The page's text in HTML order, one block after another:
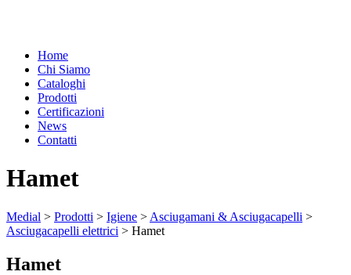
Home
Chi Siamo
Cataloghi
Prodotti
Certificazioni
News
Contatti
Hamet
Medial > Prodotti > Igiene > Asciugamani & Asciugacapelli >
Asciugacapelli elettrici > Hamet
Hamet